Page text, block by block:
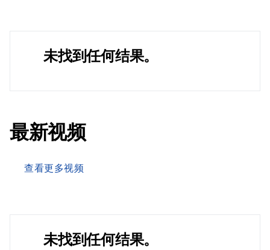
未找到任何结果。
最新视频
查看更多视频
未找到任何结果。